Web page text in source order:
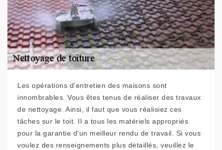
Les opérations d'entretien des maisons sont
innombrables. Vous êtes tenus de réaliser des travaux
de nettoyage. Ainsi, il faut que vous réalisiez ces
tâches sur le toit. Il a tous les matériels appropriés
pour la garantie d'un meilleur rendu de travail. Si vous
voulez des renseignements plus détaillés, veuillez le